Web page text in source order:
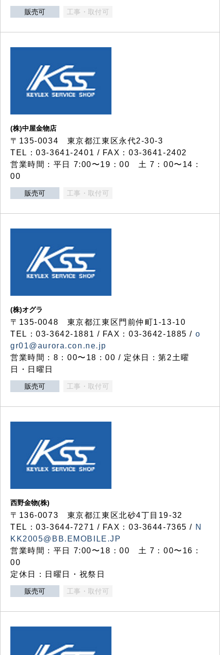
販売可 工事・取付可
(株)中屋金物店
〒135-0034 東京都江東区永代2-30-3
TEL：03-3641-2401 / FAX：03-3641-2402
営業時間：平日 7:00〜19：00 土 7：00〜14：
00
販売可 工事・取付可
(株)オグラ
〒135-0048 東京都江東区門前仲町1-13-10
TEL：03-3642-1881 / FAX：03-3642-1885 / o
gr01@aurora.con.ne.jp
営業時間：8：00〜18：00 / 定休日：第2土曜
日・日曜日
販売可 工事・取付可
西野金物(株)
〒136-0073 東京都江東区北砂4丁目19-32
TEL：03‐3644‐7271 / FAX：03-3644-7365 / N
KK2005@BB.EMOBILE.JP
営業時間：平日 7:00〜18：00 土 7：00〜16：
00
定休日：日曜日・祝祭日
販売可 工事・取付可